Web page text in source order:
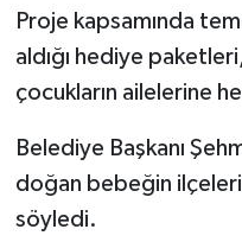
Proje kapsamında
aldığı hediye
çocukların ailelerine
Belediye Başkanı
doğan bebeğin
söyledi.
Sağlık
Spor